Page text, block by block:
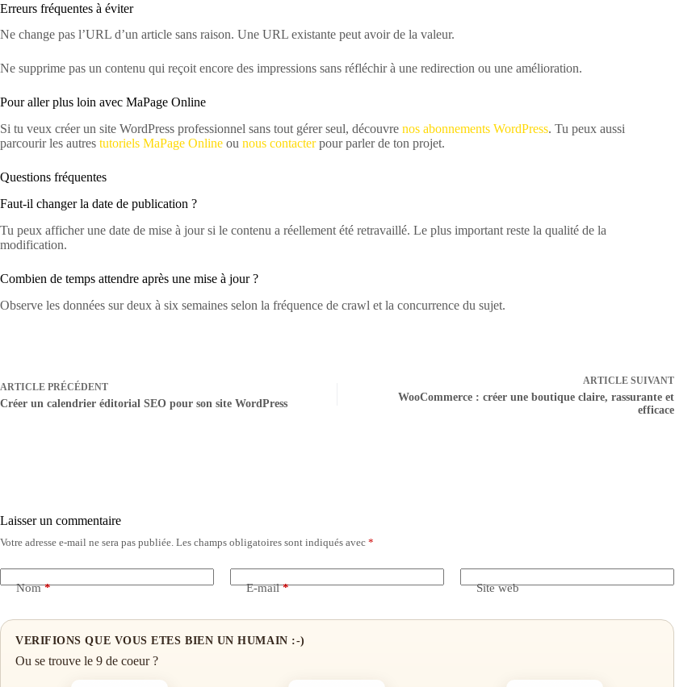
Erreurs fréquentes à éviter
Ne change pas l’URL d’un article sans raison. Une URL existante peut avoir de la valeur.
Ne supprime pas un contenu qui reçoit encore des impressions sans réfléchir à une redirection ou une amélioration.
Pour aller plus loin avec MaPage Online
Si tu veux créer un site WordPress professionnel sans tout gérer seul, découvre nos abonnements WordPress. Tu peux aussi
parcourir les autres tutoriels MaPage Online ou nous contacterpour parler de ton projet.
Questions fréquentes
Faut-il changer la date de publication ?
Tu peux afficher une date de mise à jour si le contenu a réellement été retravaillé. Le plus important reste la qualité de la
modification.
Combien de temps attendre après une mise à jour ?
Observe les données sur deux à six semaines selon la fréquence de crawl et la concurrence du sujet.
ARTICLE PRÉCÉDENT
Créer un calendrier éditorial SEO pour son site WordPress
ARTICLESUIVANT
WooCommerce : créer une boutique claire, rassurante et
efficace
Laisser un commentaire
Votre adresse e-mail ne sera pas publiée. Les champs obligatoires sont indiqués avec *
Nom* E-mail* Site web
VERIFIONS QUE VOUS ETES BIEN UN HUMAIN :-)
Ou se trouve le 9 de coeur ?